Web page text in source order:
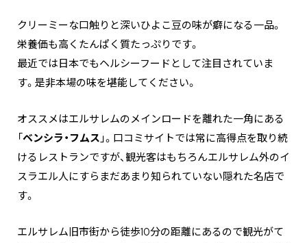
クリーミーな口触りと深いひよこ豆の味が癖になる一品。
栄養価も高くたんぱく質たっぷりです。
最近では日本でもヘルシーフードとして注目されていま
す。是非本場の味を堪能してください。
オススメはエルサレムのメインロードを離れた一角にある
「ベンシラ・フムス 」。口コミサイトでは常に高得点を取り続
けるレストランですが、観光客はもちろんエルサレム外のイ
スラエル人にすらまだあまり知られていない隠れた名店で
す。
エルサレム旧市街から徒歩10分の距離にあるので観光がて